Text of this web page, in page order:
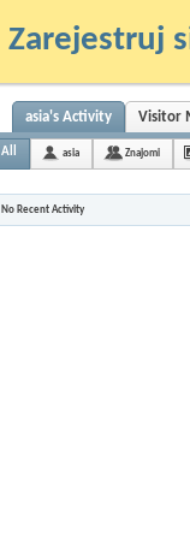
Zarejestruj
asia's Activity Visitor
All asia Znajomi
No Recent Activity